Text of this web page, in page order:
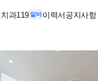
치과119 알바이력서 공지사항